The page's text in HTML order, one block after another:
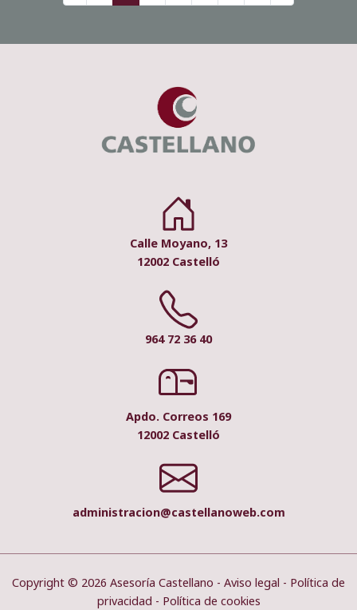
Calle Moyano, 13
12002 Castelló
964 72 36 40
Apdo. Correos 169
12002 Castelló
administracion@castellanoweb.com
Copyright © 2026 Asesoría Castellano - Aviso legal - Política de
privacidad - Política de cookies